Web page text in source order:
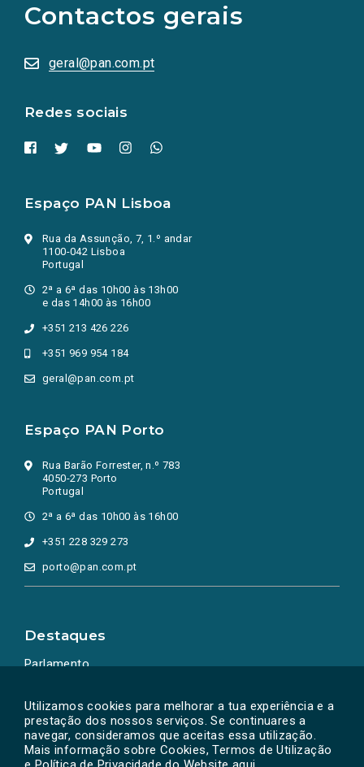
Utilizamos cookies para melhorar a tua experiência e a
prestação dos nossos serviços. Se continuares a
navegar, consideramos que aceitas essa utilização.
Mais informação sobre Cookies, Termos de Utilização
Contactos gerais
geral@pan.com.pt
Redes sociais
redes
sociais
numa
nova
Espaço PAN Lisboa
Rua da Assunção, 7, 1.º andar
1100-042 Lisboa
Portugal
2ª a 6ª das 10h00 às 13h00
e das 14h00 às 16h00
+351 213 426 226
+351 969 954 184
geral@pan.com.pt
Espaço PAN Porto
Rua Barão Forrester, n.º 783
4050-273 Porto
Portugal
2ª a 6ª das 10h00 às 16h00
+351 228 329 273
porto@pan.com.pt
Destaques
Parlamento